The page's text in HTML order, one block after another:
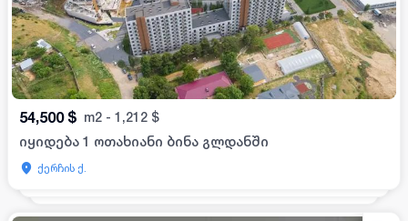
54,500 $ m2 - 1,212 $
იყიდება 1 ოთახიანი ბინა გლდანში
ქერჩის ქ.